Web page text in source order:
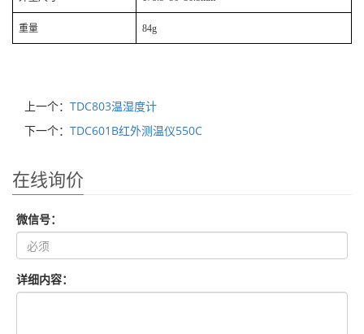
重量 84g
上一个： TDC803温湿度计
下一个： TDC601B红外测温仪550C
在线询价
微信号：
详细内容：